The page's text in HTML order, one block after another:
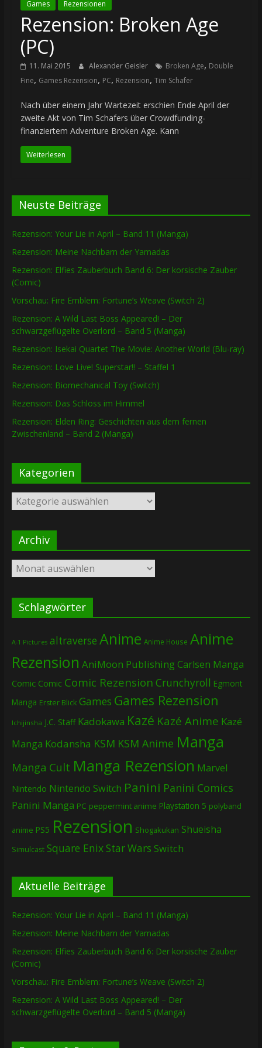
Games Rezensionen
Rezension: Broken Age
(PC)
11. Mai 2015 Alexander Geisler Broken Age, Double
Fine, Games Rezension, PC, Rezension, Tim Schafer
Nach über einem Jahr Wartezeit erschien Ende April der
zweite Akt von Tim Schafers über Crowdfunding-
finanziertem Adventure Broken Age. Kann
Weiterlesen
Neuste Beiträge
Rezension: Your Lie in April – Band 11 (Manga)
Rezension: Meine Nachbarn der Yamadas
Rezension: Elfies Zauberbuch Band 6: Der korsische Zauber
(Comic)
Vorschau: Fire Emblem: Fortune’s Weave (Switch 2)
Rezension: A Wild Last Boss Appeared! – Der
schwarzgeflügelte Overlord – Band 5 (Manga)
Rezension: Isekai Quartet The Movie: Another World (Blu-ray)
Rezension: Love Live! Superstar!! – Staffel 1
Rezension: Biomechanical Toy (Switch)
Rezension: Das Schloss im Himmel
Rezension: Elden Ring: Geschichten aus dem fernen
Zwischenland – Band 2 (Manga)
Kategorien
Kategorien
Archiv
Archiv
Schlagwörter
A-1 Pictures altraverse Anime Anime House Anime
Rezension AniMoon PublishingCarlsen Manga
Comic Comic Comic Rezension Crunchyroll Egmont
Manga Erster Blick Games Games Rezension
Ichijinsha J.C. Staff Kadokawa Kazé Kazé Anime Kazé
Manga Kodansha KSM KSM Anime Manga
Manga Cult Manga Rezension Marvel
Nintendo Nintendo Switch Panini Panini Comics
Panini Manga PC peppermint anime Playstation 5 polyband
anime PS5 Rezension Shogakukan Shueisha
Simulcast Square EnixStar Wars Switch
Aktuelle Beiträge
Rezension: Your Lie in April – Band 11 (Manga)
Rezension: Meine Nachbarn der Yamadas
Rezension: Elfies Zauberbuch Band 6: Der korsische Zauber
(Comic)
Vorschau: Fire Emblem: Fortune’s Weave (Switch 2)
Rezension: A Wild Last Boss Appeared! – Der
schwarzgeflügelte Overlord – Band 5 (Manga)